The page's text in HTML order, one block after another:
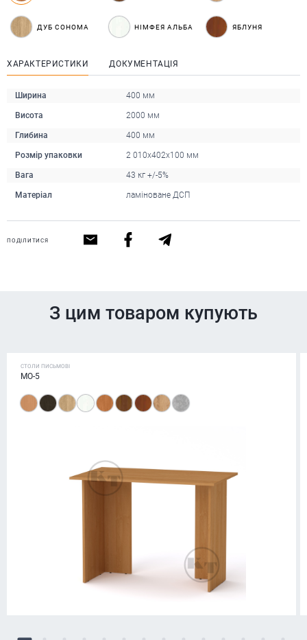
ДУБ СОНОМА НІМФЕЯ АЛЬБА ЯБЛУНЯ
ХАРАКТЕРИСТИКИ ДОКУМЕНТАЦІЯ
Ширина 400 мм
Висота 2000 мм
Глибина 400 мм
Розмір упаковки 2 010х402х100 мм
Вага 43 кг +/-5%
Матеріал ламіноване ДСП
ПОДІЛИТИСЯ
З цим товаром купують
СТОЛИ ПИСЬМОВІ
МО-5